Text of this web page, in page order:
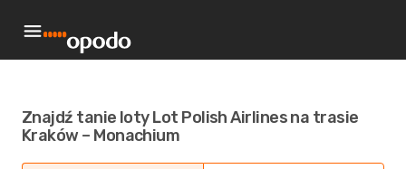
Znajdź tanie loty Lot Polish Airlines na trasie
Kraków – Monachium